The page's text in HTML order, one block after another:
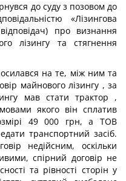
до суду з позовом до
«Лізингова
про визнання
лізингу та стягнення
на те, між ним та
майнового лізингу , за
мав стати трактор ,
якого він сплатив
49 000 грн, а ТОВ
транспортний засіб.
недійсним, оскільки
спірний договір не
та рівності сторін у